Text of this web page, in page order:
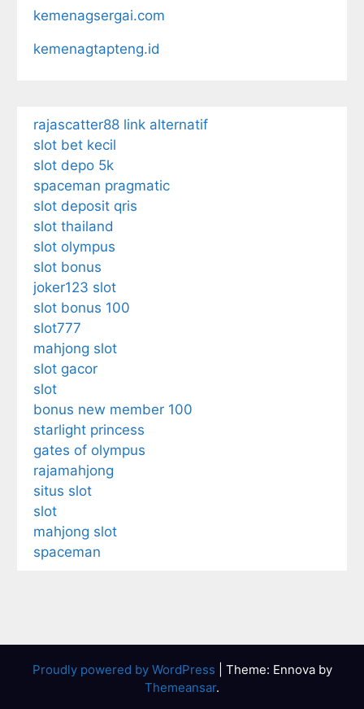
kemenagsergai.com
kemenagtapteng.id
rajascatter88 link alternatif
slot bet kecil
slot depo 5k
spaceman pragmatic
slot deposit qris
slot thailand
slot olympus
slot bonus
joker123 slot
slot bonus 100
slot777
mahjong slot
slot gacor
slot
bonus new member 100
starlight princess
gates of olympus
rajamahjong
situs slot
slot
mahjong slot
spaceman
Proudly powered by WordPress
Theme: Ennova by
Themeansar.